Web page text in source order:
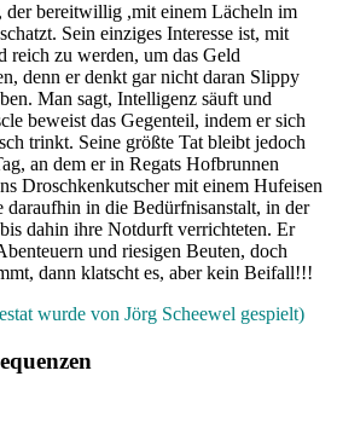
der bereitwillig ,mit einem Lächeln im
Sein einziges Interesse ist, mit
zu werden, um das Geld
denn er denkt gar nicht daran Slippy
Man sagt, Intelligenz säuft und
beweist das Gegenteil, indem er sich
trinkt. Seine größte Tat bleibt jedoch
an dem er in Regats Hofbrunnen
Droschkenkutscher mit einem Hufeisen
daraufhin in die Bedürfnisanstalt, in der
dahin ihre Notdurft verrichteten. Er
und riesigen Beuten, doch
dann klatscht es, aber kein Beifall!!!
wurde von Jörg Scheewel gespielt)